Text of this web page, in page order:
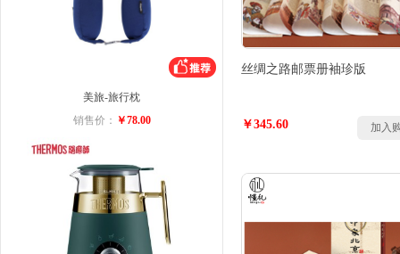
美旅-旅行枕
销售价： ￥78.00
丝绸之路邮票册袖珍版
￥345.60 加入